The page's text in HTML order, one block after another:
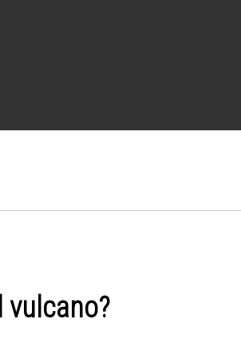
vulcano?